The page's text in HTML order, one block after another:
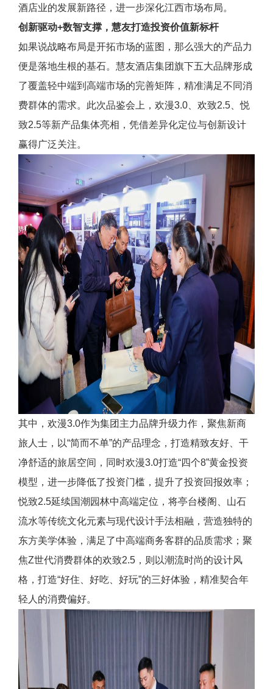
酒店业的发展新路径，进一步深化江西市场布局。
创新驱动+数智支撑， 慧友打造投资价值新标杆
如果说战略布局是开拓市场的蓝图，那么强大的产品力
便是落地生根的基石。慧友酒店集团旗下五大品牌形成
了覆盖轻中端到高端市场的完善矩阵，精准满足不同消
费群体的需求。此次品鉴会上，欢漫3.0、欢致2.5、悦
致2.5等新产品集体亮相，凭借差异化定位与创新设计
赢得广泛关注。
其中，欢漫3.0作为集团主力品牌升级力作，聚焦新商
旅人士，以“简而不单”的产品理念，打造精致友好、干
净舒适的旅居空间，同时欢漫3.0打造“四个8”黄金投资
模型，进一步降低了投资门槛，提升了投资回报效率；
悦致2.5延续国潮园林中高端定位，将亭台楼阁、山石
流水等传统文化元素与现代设计手法相融，营造独特的
东方美学体验，满足了中高端商务客群的品质需求；聚
焦Z世代消费群体的欢致2.5，则以潮流时尚的设计风
格，打造“好住、好吃、好玩”的三好体验，精准契合年
轻人的消费偏好。